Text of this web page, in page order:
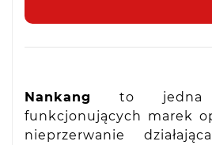
Nankang
to jedna
funkcjonujących marek
nieprzerwanie